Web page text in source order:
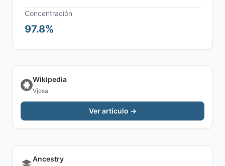
Concentración
97.8%
Wikipedia
Vjosa
Ver artículo →
Ancestry